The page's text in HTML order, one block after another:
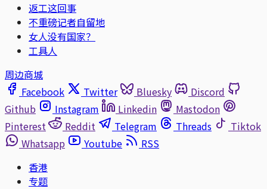
返工这回事
不重磅记者自留地
女人没有国家？
工具人
周边商城
Facebook
Twitter Bluesky
Discord
Github
Instagram Linkedin
Mastodon
Pinterest
Reddit Telegram Threads
Tiktok
Whatsapp
Youtube
RSS
香港
专题